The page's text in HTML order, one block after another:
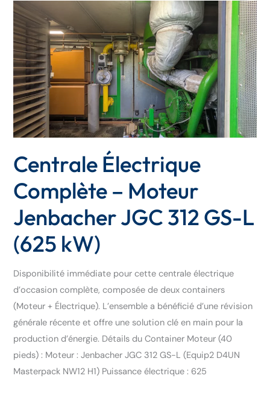
Centrale Électrique
Complète – Moteur
Jenbacher JGC 312 GS-L
(625 kW)
Disponibilité immédiate pour cette centrale électrique
d’occasion complète, composée de deux containers
(Moteur + Électrique). L’ensemble a bénéficié d’une révision
générale récente et offre une solution clé en main pour la
production d’énergie. Détails du Container Moteur (40
pieds) : Moteur : Jenbacher JGC 312 GS-L (Equip2 D4UN
Masterpack NW12 H1) Puissance électrique : 625
Centrale
Électrique
Complète
–
Moteur
Jenbacher
JGC
312
GS-
L
(625
kW)